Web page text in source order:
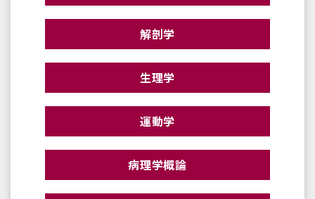
解剖学
生理学
運動学
病理学概論